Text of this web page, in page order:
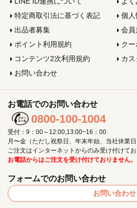
特定商取引法に基づく表記
個人
出品者募集
会員
ポイント利用規約
ク
コンテンツ2次利用規約
カ
お問い合わせ
お電話でのお問い合わせ
0800-100-1004
受付：9：00～12:00,13:00~16：00
月〜金（ただし祝祭日、年末年始、当社休業日
ご注文はインターネットからのみ受け付けてお
お電話からはご注文を受け付けておりません。
フォームでのお問い合わせ
お問い合わせ